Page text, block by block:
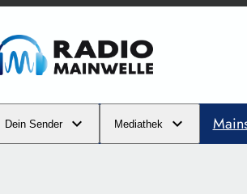
Dein Sender Mediathek